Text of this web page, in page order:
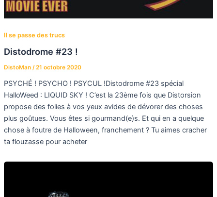
Il se passe des trucs
Distodrome #23 !
DistoMan /21 octobre 2020
PSYCHÉ ! PSYCHO ! PSYCUL !Distodrome #23 spécial
HalloWeed : LIQUID SKY ! C’est la 23ème fois que Distorsion
propose des folies à vos yeux avides de dévorer des choses
plus goûtues. Vous êtes si gourmand(e)s. Et qui en a quelque
chose à foutre de Halloween, franchement ? Tu aimes cracher
ta flouzasse pour acheter